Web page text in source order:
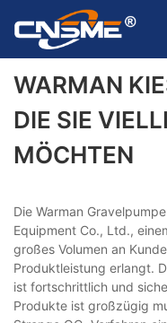
WARMAN
DIE SIE
MÖCHTEN
Die Warman
Equipment Co., Ltd.,
großes Volumen an
Produktleistung erlangt.
ist fortschrittlich und
Produkte ist großzügig